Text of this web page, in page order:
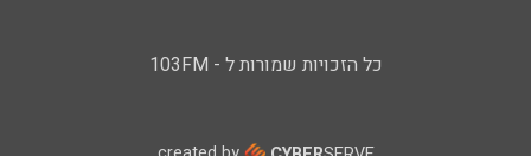
כל הזכויות שמורות ל - 103FM